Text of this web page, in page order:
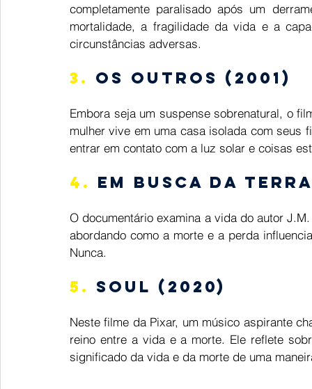
completamente paralisado após um
mortalidade, a fragilidade da vida e a
circunstâncias adversas.
3. Os Outros (2001)
Embora seja um suspense sobrenatural, o
mulher vive em uma casa isolada com seus
entrar em contato com a luz solar e coisas
4. Em Busca da
O documentário examina a vida do autor
abordando como a morte e a perda
Nunca.
5. Soul (2020)
Neste filme da Pixar, um músico aspirante
reino entre a vida e a morte. Ele reflete
significado da vida e da morte de uma